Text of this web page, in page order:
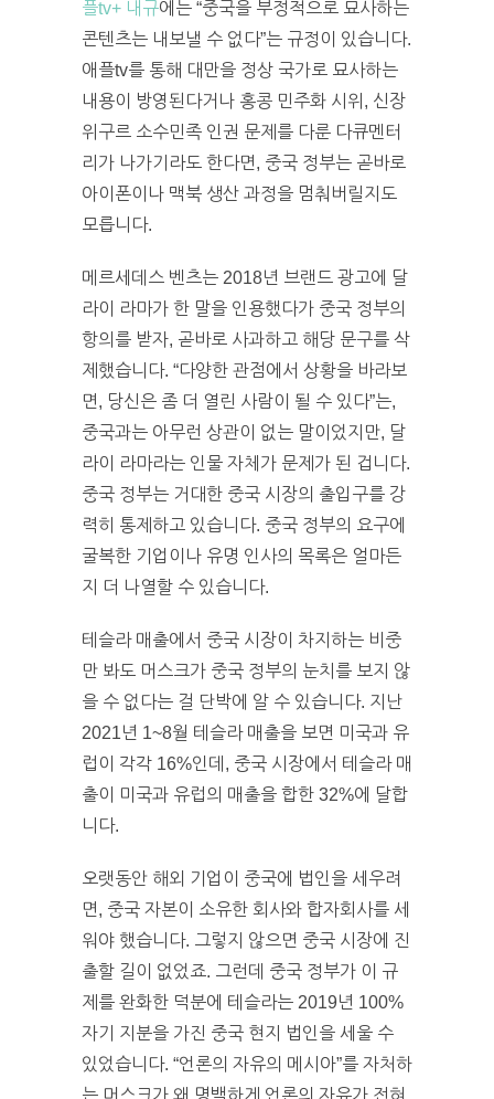
플tv+ 내규에는 “중국을 부정적으로 묘사하는
콘텐츠는 내보낼 수 없다”는 규정이 있습니다.
애플tv를 통해 대만을 정상 국가로 묘사하는
내용이 방영된다거나 홍콩 민주화 시위, 신장
위구르 소수민족 인권 문제를 다룬 다큐멘터
리가 나가기라도 한다면, 중국 정부는 곧바로
아이폰이나 맥북 생산 과정을 멈춰버릴지도
모릅니다.
메르세데스 벤츠는 2018년 브랜드 광고에 달
라이 라마가 한 말을 인용했다가 중국 정부의
항의를 받자, 곧바로 사과하고 해당 문구를 삭
제했습니다. “다양한 관점에서 상황을 바라보
면, 당신은 좀 더 열린 사람이 될 수 있다”는,
중국과는 아무런 상관이 없는 말이었지만, 달
라이 라마라는 인물 자체가 문제가 된 겁니다.
중국 정부는 거대한 중국 시장의 출입구를 강
력히 통제하고 있습니다. 중국 정부의 요구에
굴복한 기업이나 유명 인사의 목록은 얼마든
지 더 나열할 수 있습니다.
테슬라 매출에서 중국 시장이 차지하는 비중
만 봐도 머스크가 중국 정부의 눈치를 보지 않
을 수 없다는 걸 단박에 알 수 있습니다. 지난
2021년 1~8월 테슬라 매출을 보면 미국과 유
럽이 각각 16%인데, 중국 시장에서 테슬라 매
출이 미국과 유럽의 매출을 합한 32%에 달합
니다.
오랫동안 해외 기업이 중국에 법인을 세우려
면, 중국 자본이 소유한 회사와 합자회사를 세
워야 했습니다. 그렇지 않으면 중국 시장에 진
출할 길이 없었죠. 그런데 중국 정부가 이 규
제를 완화한 덕분에 테슬라는 2019년 100%
자기 지분을 가진 중국 현지 법인을 세울 수
있었습니다. “언론의 자유의 메시아”를 자처하
는 머스크가 왜 명백하게 언론의 자유가 전혀